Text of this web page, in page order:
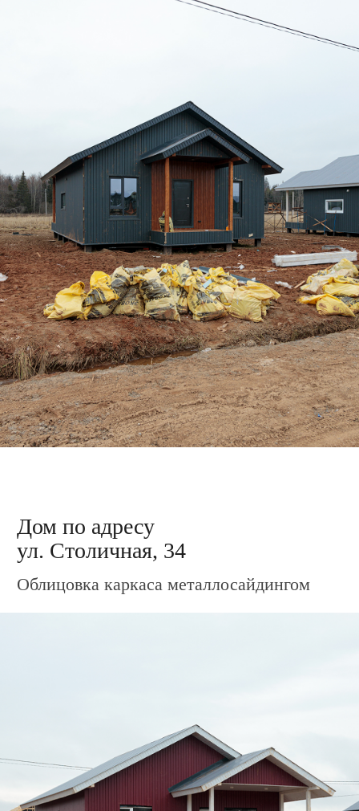
Подготовка материала для облицовки
каркаса металлосайдингом
Дом по адресу
ул. Столичная, 43
Дом по адресу
ул. Столичная, 45